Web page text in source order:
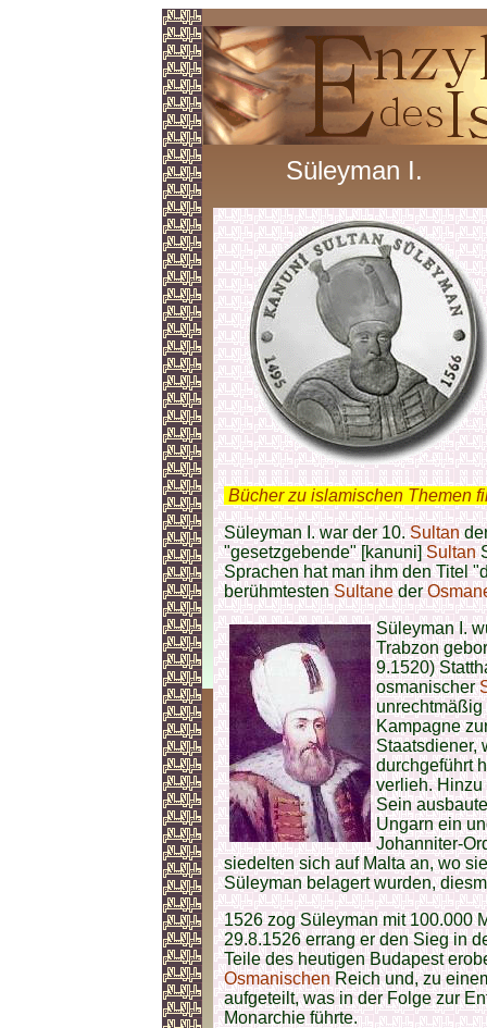
Süleyman I.
Bücher zu islamischen Themen
Süleyman I. war der 10.Sultan
"gesetzgebende" [kanuni]Sultan
Sprachen hat man ihm den Titel
berühmtestenSultaneder
Süleyman I.
Trabzon
9.1520)
osmanischer
unrechtmäßig
Kampagne
Staatsdiener,
durchgeführt
verlieh. Hinzu
Sein
Ungarn ein
Johanniter-
siedelten sich auf Malta an, wo
Süleyman belagert wurden,
1526 zog Süleyman mit 100.000
29.8.1526 errang er den Sieg in
Teile des heutigen Budapest
OsmanischenReich und, zu
aufgeteilt, was in der Folge zur
Monarchie führte.